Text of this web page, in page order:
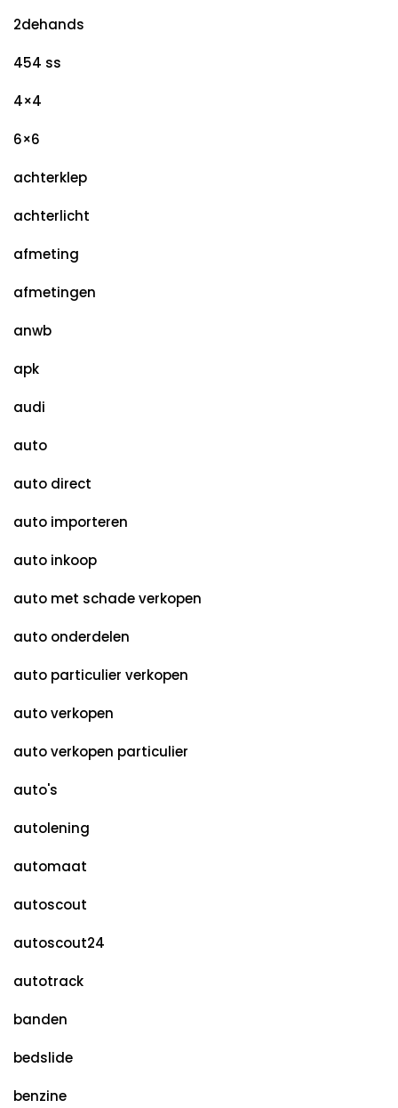
2dehands
454 ss
4×4
6×6
achterklep
achterlicht
afmeting
afmetingen
anwb
apk
audi
auto
auto direct
auto importeren
auto inkoop
auto met schade verkopen
auto onderdelen
auto particulier verkopen
auto verkopen
auto verkopen particulier
auto's
autolening
automaat
autoscout
autoscout24
autotrack
banden
bedslide
benzine